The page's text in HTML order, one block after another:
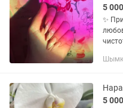
5
✨
ваш
5